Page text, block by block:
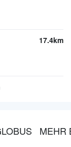
17.4km
MEHR